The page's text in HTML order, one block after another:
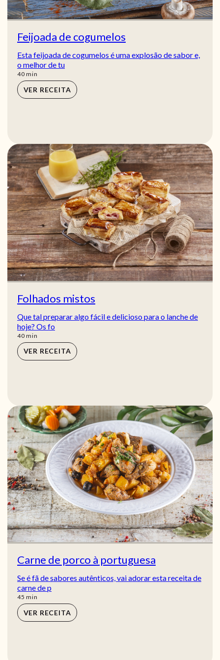
Feijoada de cogumelos
Esta feijoada de cogumelos é uma explosão de sabor e,
o melhor de tu
40min
min
VER RECEITA
Folhados mistos
Que tal preparar algo fácil e delicioso para o lanche de
hoje? Os fo
40min
min
VER RECEITA
Carne de porco à portuguesa
Se é fã de sabores autênticos, vai adorar esta receita de
carne de p
45 min
min
VER RECEITA